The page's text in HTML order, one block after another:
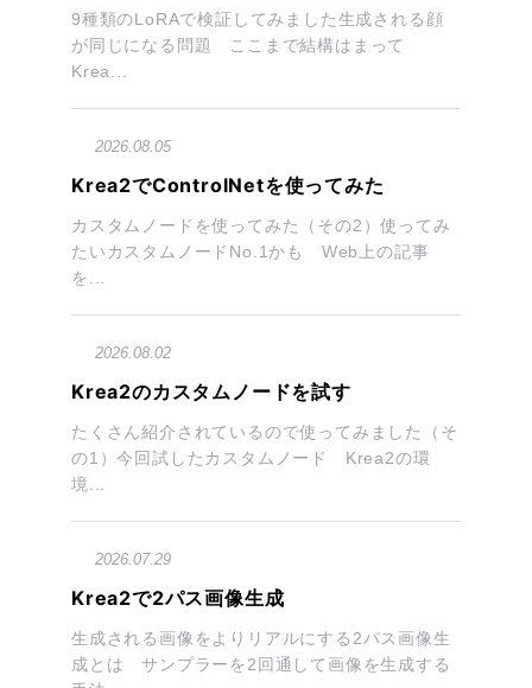
9種類のLoRAで検証してみました生成される顔
が同じになる問題 ここまで結構はまって
Krea...
2026.08.05
Krea2でControlNetを使ってみた
カスタムノードを使ってみた（その2）使ってみ
たいカスタムノードNo.1かも Web上の記事
を...
2026.08.02
Krea2のカスタムノードを試す
たくさん紹介されているので使ってみました（そ
の1）今回試したカスタムノード Krea2の環
境...
2026.07.29
Krea2で2パス画像生成
生成される画像をよりリアルにする2パス画像生
成とは サンプラーを2回通して画像を生成する